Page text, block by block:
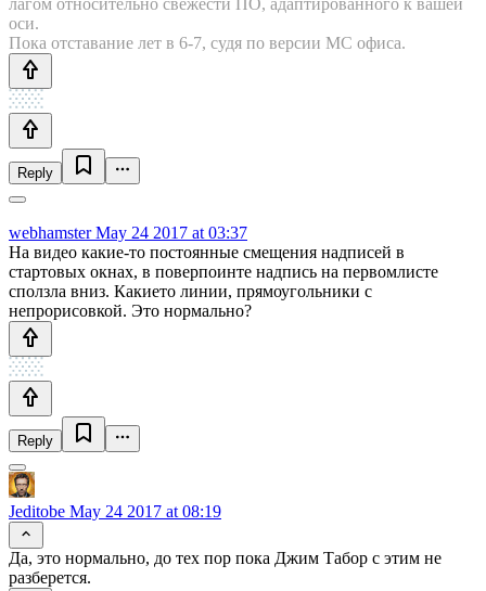
оси.
Пока отставание лет в 6-7, судя по версии МС офиса.
Reply
webhamsterMay 24 2017 at 03:37
На видео какие-то постоянные смещения надписей в
стартовых окнах, в поверпоинте надпись на первомлисте
сползла вниз. Какието линии, прямоугольники с
непрорисовкой. Это нормально?
Reply
Jeditobe May 24 2017 at 08:19
Да, это нормально, до тех пор пока Джим Табор с этим не
разберется.